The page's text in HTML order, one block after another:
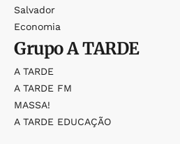
Salvador
Economia
GrupoA TARDE
A TARDE
A TARDE FM
MASSA!
A TARDE EDUCAÇÃO